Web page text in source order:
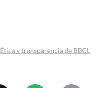
Ética y transparencia de BBCL